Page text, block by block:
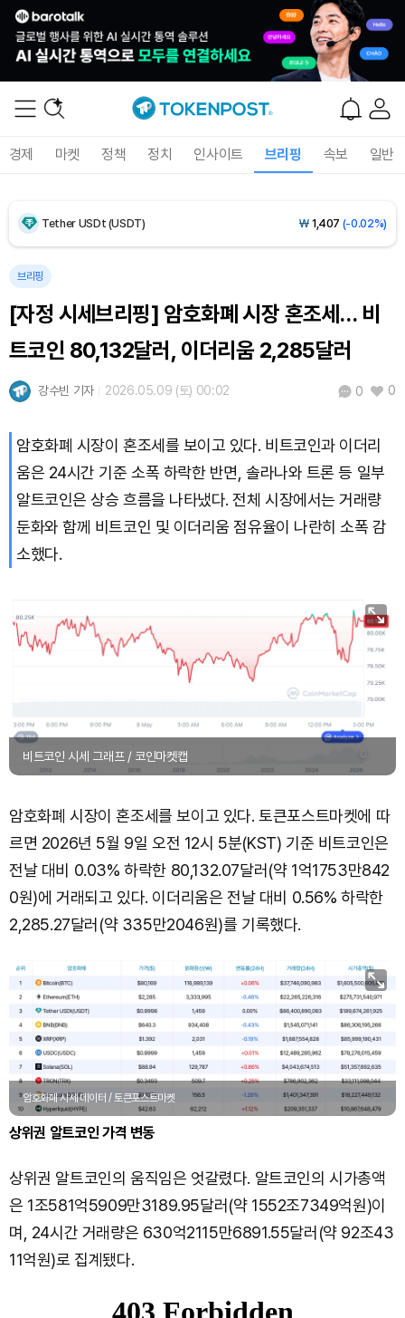
경제 마켓 정책 정치 인사이트 브리핑 속보 일반
Tether USDt (USDT) ₩ 1,407 (-0.02%)
BNB (BNB)
USDC (USDC) ₩1,408 (-0.01%)
XRP (XRP) ₩1,458(-0.28%)
TRON (TRX) ₩ 464.1(+0.28%)
Hyperliquid (HYPE) ₩76,395(-0.36%)
브리핑
[자정 시세브리핑] 암호화폐 시장 혼조세… 비
트코인 80,132달러, 이더리움 2,285달러
강수빈 기자 2026.05.09 (토) 00:02 0 0
암호화폐 시장이 혼조세를 보이고 있다. 비트코인과 이더리
움은 24시간 기준 소폭 하락한 반면, 솔라나와 트론 등 일부
알트코인은 상승 흐름을 나타냈다. 전체 시장에서는 거래량
둔화와 함께 비트코인 및 이더리움 점유율이 나란히 소폭 감
소했다.
비트코인 시세 그래프 / 코인마켓캡
암호화폐 시장이 혼조세를 보이고 있다. 토큰포스트마켓에 따
르면 2026년 5월 9일 오전 12시 5분(KST) 기준 비트코인은
전날 대비 0.03% 하락한 80,132.07달러(약 1억1753만842
0원)에 거래되고 있다. 이더리움은 전날 대비 0.56% 하락한
2,285.27달러(약 335만2046원)를 기록했다.
암호화폐 시세 데이터 / 토큰포스트마켓
상위권 알트코인 가격 변동
상위권 알트코인의 움직임은 엇갈렸다. 알트코인의 시가총액
은 1조581억5909만3189.95달러(약 1552조7349억원)이
며, 24시간 거래량은 630억2115만6891.55달러(약 92조43
11억원)로 집계됐다.